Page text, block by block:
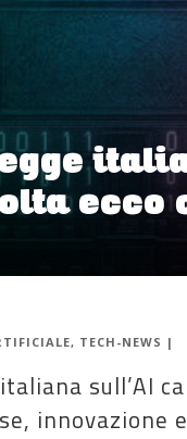
ecco
, TECH-NEWS |
sull’AI
innovazione